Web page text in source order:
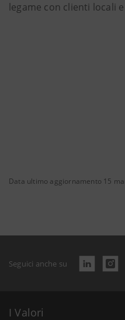
legame con clienti locali
Data ultimo aggiornamento 15
Seguici anche su
I Valori